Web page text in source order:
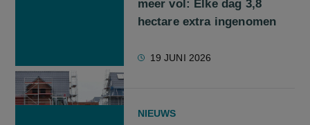
meer vol: Elke dag 3,8
hectare extra ingenomen
19 JUNI 2026
NIEUWS